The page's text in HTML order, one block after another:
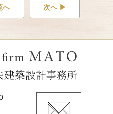
へ 次へ ▶